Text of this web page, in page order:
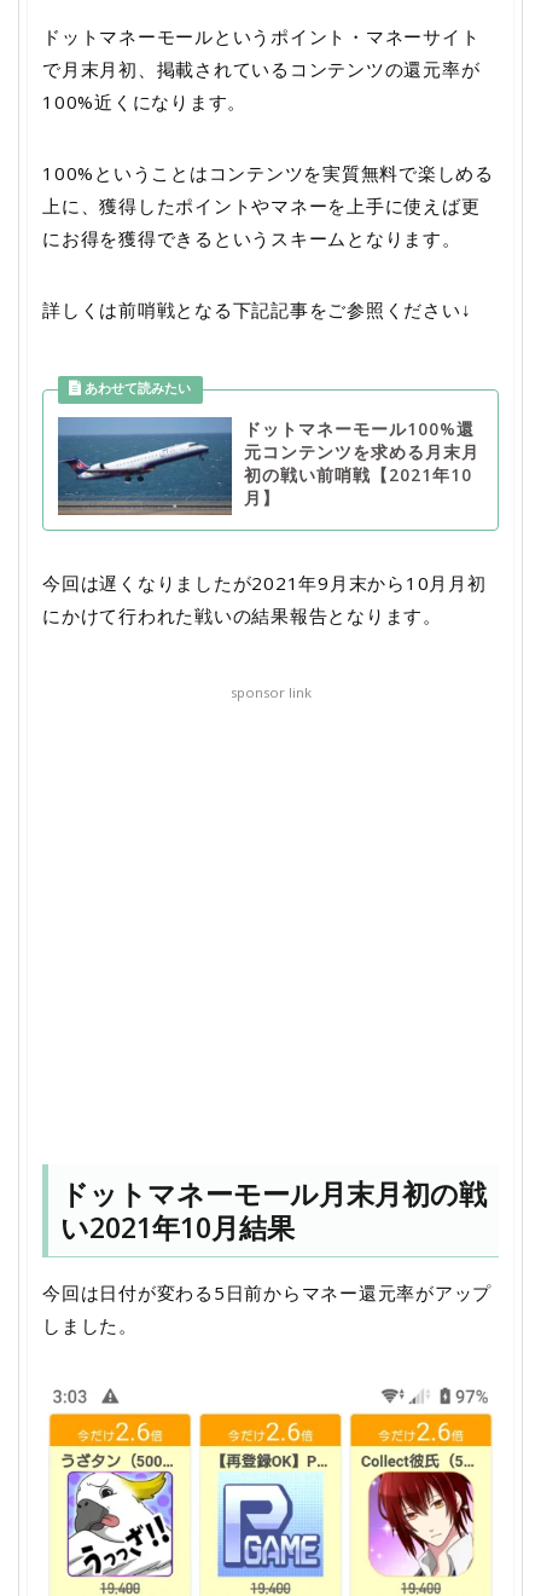
ドットマネーモールというポイント・マネーサイト
で月末月初、掲載されているコンテンツの還元率が
100%近くになります。
100%ということはコンテンツを実質無料で楽しめる
上に、獲得したポイントやマネーを上手に使えば更
にお得を獲得できるというスキームとなります。
詳しくは前哨戦となる下記記事をご参照ください↓
ドットマネーモール100%還
元コンテンツを求める月末月
初の戦い前哨戦【2021年10
月】
今回は遅くなりましたが2021年9月末から10月月初
にかけて行われた戦いの結果報告となります。
sponsor link
ドットマネーモール月末月初の戦
い2021年10月結果
今回は日付が変わる5日前からマネー還元率がアップ
しました。